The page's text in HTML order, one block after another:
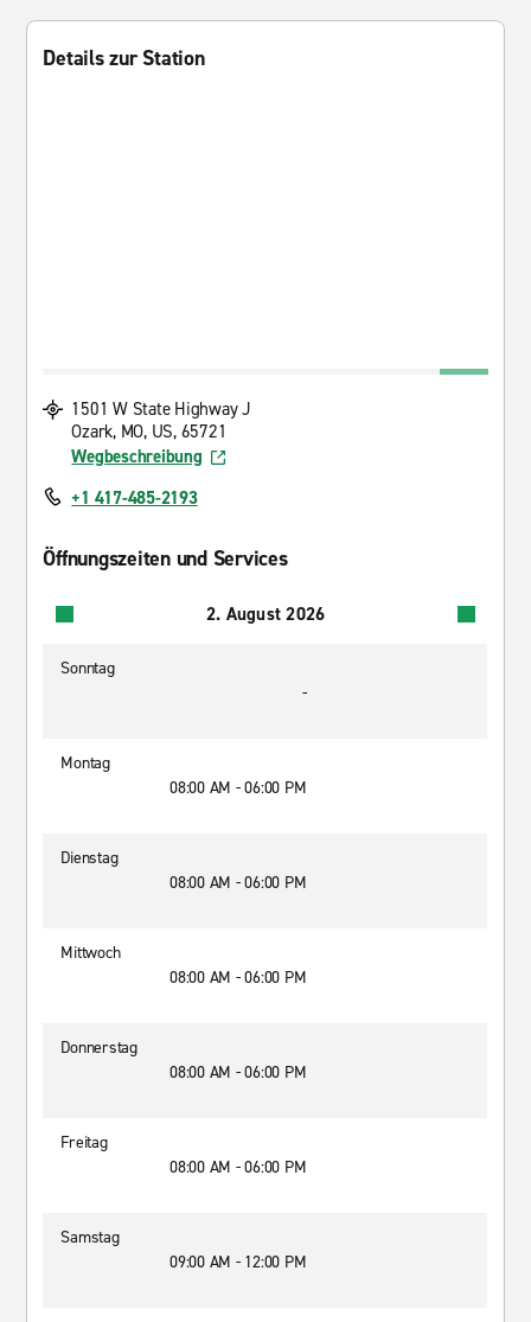
Details zur Station
1501 W State Highway J
Ozark, MO, US, 65721
Wegbeschreibung
+1 417-485-2193
Öffnungszeiten und Services
2. August 2026
Sonntag
-
Montag
08:00 AM - 06:00 PM
Dienstag
08:00 AM - 06:00 PM
Mittwoch
08:00 AM - 06:00 PM
Donnerstag
08:00 AM - 06:00 PM
Freitag
08:00 AM - 06:00 PM
Samstag
09:00 AM - 12:00 PM